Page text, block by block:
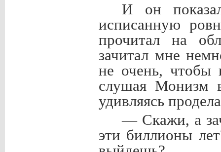
И он
исписанную
прочитал на
зачитал мне
не очень, чтобы
слушая Монизм
удивляясь
— Скажи, а
эти биллионы